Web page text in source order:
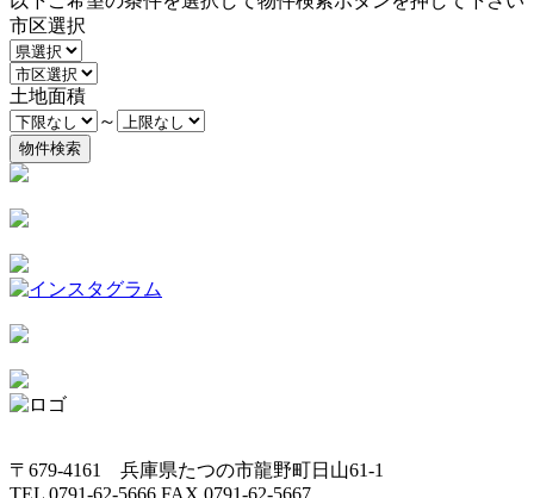
市区選択
土地面積
～
〒679-4161 兵庫県たつの市龍野町日山61-1